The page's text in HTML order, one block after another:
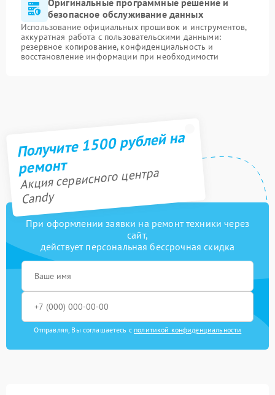
Оригинальные программные решение и
безопасное обслуживание данных
Использование официальных прошивок и инструментов,
аккуратная работа с пользовательскими данными:
резервное копирование, конфиденциальность и
восстановление информации при необходимости
Получите 1500 рублей на
ремонт
Акция сервисного центра
Candy
При оформлении заявки на ремонт техники через
сайт,
действует персональная бессрочная скидка
Отправляя, Вы соглашаетесь с политикой конфиденциальности